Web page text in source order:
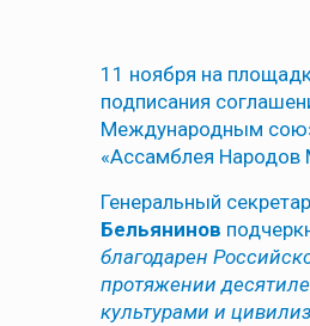
11 ноября на
подписания
Международным
«Ассамблея Народов
Генеральный
Бельянинов
благодарен
протяжении
культурами и